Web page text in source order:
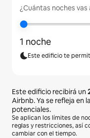
¿Cuántas noches
1 noche
Este edificio te
Este edificio recibirá un
Airbnb. Ya se refleja en
potenciales.
Se aplican los límites de
reglas y restricciones, así
cambiar con el tiempo.